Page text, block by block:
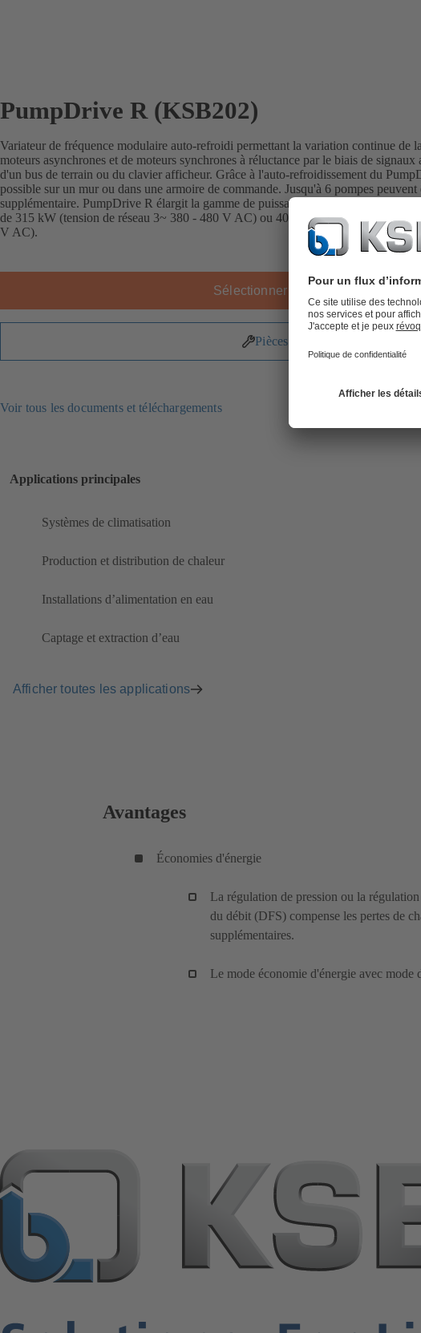
PumpDrive R (KSB202)
Variateur de fréquence modulaire auto-refroidi permettant la variation continue de
moteurs asynchrones et de moteurs synchrones à réluctance par le biais de signaux
d'un bus de terrain ou du clavier afficheur. Grâce à l'auto-refroidissement du
possible sur un mur ou dans une armoire de commande. Jusqu'à 6 pompes peuvent
supplémentaire. PumpDrive R élargit la gamme de puissances du PumpDrive 2
de 315 kW (tension de réseau 3~ 380 - 480 V AC) ou 400 kW (sur demande,
V AC).
Sélectionner le produit
Pièces détachées
Voir tous les documents et téléchargements
Applications principales
Systèmes de climatisation
Production et distribution de chaleur
Installations d’alimentation en eau
Captage et extraction d’eau
Afficher toutes les applications
Avantages
Économies d'énergie
La régulation de pression ou la
du débit (DFS) compense les pertes de
supplémentaires.
Le mode économie d'énergie avec mode